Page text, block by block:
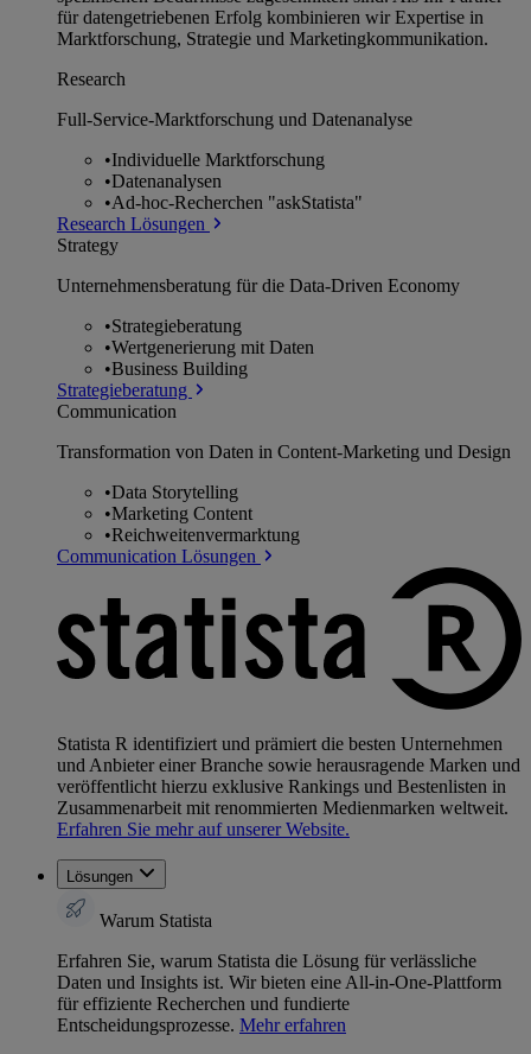
für datengetriebenen Erfolg kombinieren wir Expertise in
Marktforschung, Strategie und Marketingkommunikation.
Research
Full-Service-Marktforschung und Datenanalyse
•Individuelle Marktforschung
•Datenanalysen
•Ad-hoc-Recherchen "askStatista"
Research Lösungen
Strategy
Unternehmens­beratung für die Data-Driven Economy
•Strategieberatung
•Wertgenerierung mit Daten
•Business Building
Strategieberatung
Communication
Transformation von Daten in Content-Marketing und Design
•Data Storytelling
•Marketing Content
•Reichweitenvermarktung
Communication Lösungen
Statista R identifiziert und prämiert die besten Unternehmen
und Anbieter einer Branche sowie herausragende Marken und
veröffentlicht hierzu exklusive Rankings und Bestenlisten in
Zusammenarbeit mit renommierten Medienmarken weltweit.
Erfahren Sie mehr auf unserer Website.
Lösungen
Warum Statista
Erfahren Sie, warum Statista die Lösung für verlässliche
Daten und Insights ist. Wir bieten eine All-in-One-Plattform
für effiziente Recherchen und fundierte
Entscheidungsprozesse. Mehr erfahren